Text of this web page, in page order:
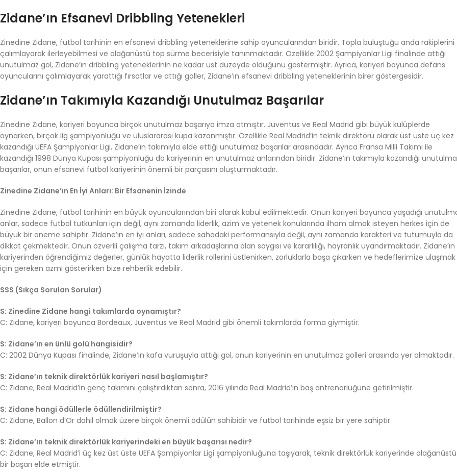
Zidane’ın Efsanevi Dribbling Yetenekleri
Zinedine Zidane, futbol tarihinin en efsanevi dribbling yeteneklerine sahip oyuncularından biridir. Topla buluştuğu anda rakiplerini
çalımlayarak ilerleyebilmesi ve olağanüstü top sürme becerisiyle tanınmaktadır. Özellikle 2002 Şampiyonlar Ligi finalinde attığı
unutulmaz gol, Zidane’ın dribbling yeteneklerinin ne kadar üst düzeyde olduğunu göstermiştir. Ayrıca, kariyeri boyunca defans
oyuncularını çalımlayarak yarattığı fırsatlar ve attığı goller, Zidane’ın efsanevi dribbling yeteneklerinin birer göstergesidir.
Zidane’ın Takımıyla Kazandığı Unutulmaz Başarılar
Zinedine Zidane, kariyeri boyunca birçok unutulmaz başarıya imza atmıştır. Juventus ve Real Madrid gibi büyük kulüplerde
oynarken, birçok lig şampiyonluğu ve uluslararası kupa kazanmıştır. Özellikle Real Madrid’in teknik direktörü olarak üst üste üç kez
kazandığı UEFA Şampiyonlar Ligi, Zidane’ın takımıyla elde ettiği unutulmaz başarılar arasındadır. Ayrıca Fransa Milli Takımı ile
kazandığı 1998 Dünya Kupası şampiyonluğu da kariyerinin en unutulmaz anlarından biridir. Zidane’ın takımıyla kazandığı
başarılar, onun efsanevi futbol kariyerinin önemli bir parçasını oluşturmaktadır.
Zinedine Zidane’ın En İyi Anları: Bir Efsanenin İzinde
Zinedine Zidane, futbol tarihinin en büyük oyuncularından biri olarak kabul edilmektedir. Onun kariyeri boyunca yaşadığı
anlar, sadece futbol tutkunları için değil, aynı zamanda liderlik, azim ve yetenek konularında ilham almak isteyen herkes için de
büyük bir öneme sahiptir. Zidane’ın en iyi anları, sadece sahadaki performansıyla değil, aynı zamanda karakteri ve tutumuyla da
dikkat çekmektedir. Onun özverili çalışma tarzı, takım arkadaşlarına olan saygısı ve kararlılığı, hayranlık uyandırmaktadır. Zidane’ın
kariyerinden öğrendiğimiz değerler, günlük hayatta liderlik rollerini üstlenirken, zorluklarla başa çıkarken ve hedeflerimize ulaşmak
için gereken azmi gösterirken bize rehberlik edebilir.
SSS (Sıkça Sorulan Sorular)
S: Zinedine Zidane hangi takımlarda oynamıştır?
C: Zidane, kariyeri boyunca Bordeaux, Juventus ve Real Madrid gibi önemli takımlarda forma giymiştir.
S: Zidane’ın en ünlü golü hangisidir?
C: 2002 Dünya Kupası finalinde, Zidane’ın kafa vuruşuyla attığı gol, onun kariyerinin en unutulmaz golleri arasında yer almaktadır.
S: Zidane’ın teknik direktörlük kariyeri nasıl başlamıştır?
C: Zidane, Real Madrid’in genç takımını çalıştırdıktan sonra, 2016 yılında Real Madrid’in baş antrenörlüğüne getirilmiştir.
S: Zidane hangi ödüllerle ödüllendirilmiştir?
C: Zidane, Ballon d’Or dahil olmak üzere birçok önemli ödülün sahibidir ve futbol tarihinde eşsiz bir yere sahiptir.
S: Zidane’ın teknik direktörlük kariyerindeki en büyük başarısı nedir?
C: Zidane, Real Madrid’i üç kez üst üste UEFA Şampiyonlar Ligi şampiyonluğuna taşıyarak, teknik direktörlük kariyerinde olağanüstü
bir başarı elde etmiştir.